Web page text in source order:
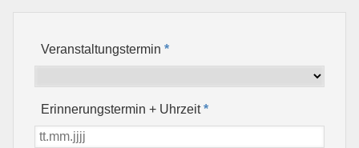
Veranstaltungstermin*
Erinnerungstermin + Uhrzeit*